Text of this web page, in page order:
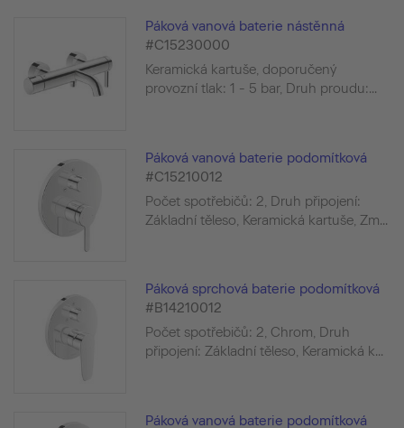
Páková vanová baterie nástěnná
#C15230000
Keramická kartuše, doporučený
provozní tlak: 1 - 5 bar, Druh proudu:...
Páková vanová baterie podomítková
#C15210012
Počet spotřebičů: 2, Druh připojení:
Základní těleso, Keramická kartuše, Zm...
Páková sprchová baterie podomítková
#B14210012
Počet spotřebičů: 2, Chrom, Druh
připojení: Základní těleso, Keramická k...
Páková vanová baterie podomítková